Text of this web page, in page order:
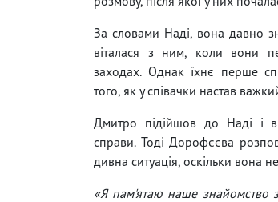
За словами Наді, вона давно
віталася з ним, коли вони
заходах. Однак їхнє перше
того, як у співачки настав
Дмитро підійшов до Наді і
справи. Тоді Дорофєєва
дивна ситуація, оскільки вона
«Я пам'ятаю наше знайомство